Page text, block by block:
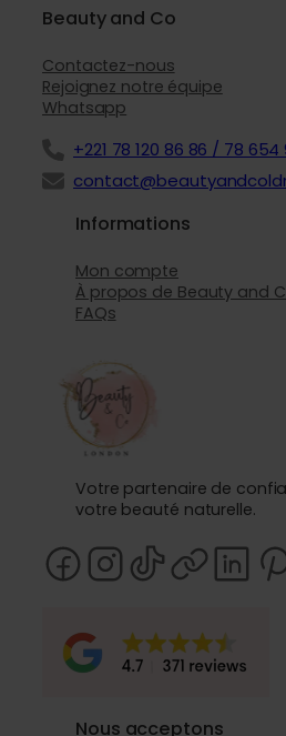
Beauty and Co
Contactez-nous
Rejoignez notre équipe
Whatsapp
+221 78 120 86 86 / 78 654
Informations
Mon compte
À propos de Beauty and
FAQs
Votre partenaire de
votre beauté naturelle.
Nous acceptons